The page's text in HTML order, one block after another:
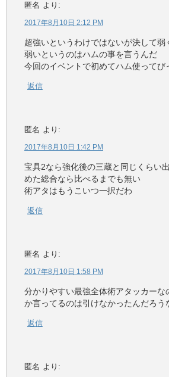
匿名 より:
2017年8月10日 2:12 PM
超強いというわけではないが決して弱
弱いというのはハムの事を言うんだ
今回のイベントで初めてハム使ってび
返信
匿名 より:
2017年8月10日 1:42 PM
宝具2なら強化後の三蔵と同じくらい
めた総合なら比べるまでも無い
術アタはもうこいつ一択だわ
返信
匿名 より:
2017年8月10日 1:58 PM
分かりやすい最強全体術アタッカーな
か言ってるのは引けなかったんだろう
返信
匿名 より: